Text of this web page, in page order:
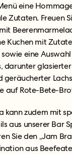
eine
Zutaten. Freuen
Kuchen mit
eine Auswahl
darunter
geräucherter
auf Rote-Bete-
kann zudem mit
aus unserer Bar
Sie den „Jam
aus